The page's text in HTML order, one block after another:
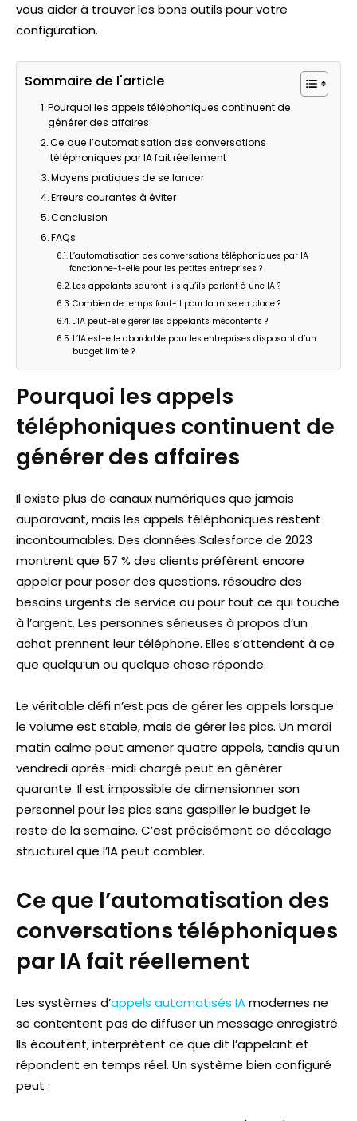
vous aider à trouver les bons outils pour votre
configuration.
Sommaire de l'article
Pourquoi les appels téléphoniques continuent de
générer des affaires
Ce que l’automatisation des conversations
téléphoniques par IA fait réellement
Moyens pratiques de se lancer
Erreurs courantes à éviter
Conclusion
FAQs
L’automatisation des conversations téléphoniques par IA
fonctionne-t-elle pour les petites entreprises ?
Les appelants sauront-ils qu’ils parlent à une IA ?
Combien de temps faut-il pour la mise en place ?
L’IA peut-elle gérer les appelants mécontents ?
L’IA est-elle abordable pour les entreprises disposant d’un
budget limité ?
Pourquoi les appels
téléphoniques continuent de
générer des affaires
Il existe plus de canaux numériques que jamais
auparavant, mais les appels téléphoniques restent
incontournables. Des données Salesforce de 2023
montrent que 57 % des clients préfèrent encore
appeler pour poser des questions, résoudre des
besoins urgents de service ou pour tout ce qui touche
à l’argent. Les personnes sérieuses à propos d’un
achat prennent leur téléphone. Elles s’attendent à ce
que quelqu’un ou quelque chose réponde.
Le véritable défi n’est pas de gérer les appels lorsque
le volume est stable, mais de gérer les pics. Un mardi
matin calme peut amener quatre appels, tandis qu’un
vendredi après-midi chargé peut en générer
quarante. Il est impossible de dimensionner son
personnel pour les pics sans gaspiller le budget le
reste de la semaine. C’est précisément ce décalage
structurel que l’IA peut combler.
Ce que l’automatisation des
conversations téléphoniques
par IA fait réellement
Les systèmes d’appels automatisés IAmodernes ne
se contentent pas de diffuser un message enregistré.
Ils écoutent, interprètent ce que dit l’appelant et
répondent en temps réel. Un système bien configuré
peut :